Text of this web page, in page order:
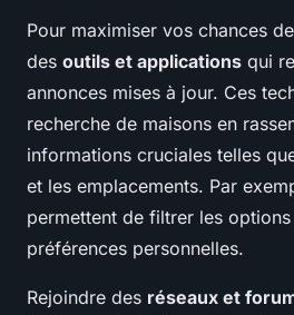
Pour maximiser vos chances
des outils et applications qui
annonces mises à jour. Ces
recherche de maisons en
informations cruciales telles
et les emplacements. Par
permettent de filtrer les
préférences personnelles.
Rejoindre des réseaux et